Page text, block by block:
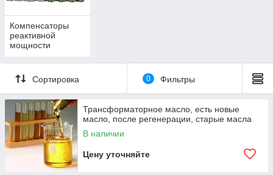
Компенсаторы
реактивной
мощности
Сортировка 0 Фильтры
Трансформаторное масло, есть новые
масло, после регенерации, старые масла
В наличии
Цену уточняйте